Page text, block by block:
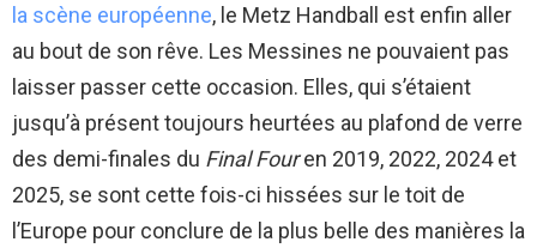
la scène européenne, le Metz Handball est enfin aller
au bout de son rêve. Les Messines ne pouvaient pas
laisser passer cette occasion. Elles, qui s’étaient
jusqu’à présent toujours heurtées au plafond de verre
des demi-finales du Final Fouren 2019, 2022, 2024 et
2025, se sont cette fois-ci hissées sur le toit de
l’Europe pour conclure de la plus belle des manières la